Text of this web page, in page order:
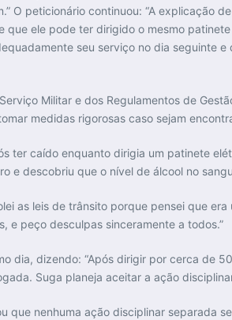
O peticionário continuou: “A
ele pode ter dirigido o mesmo
seu serviço no dia seguinte
Militar e dos Regulamentos de
medidas rigorosas caso sejam
ter caído enquanto dirigia um patinete
e descobriu que o nível de álcool no
as leis de trânsito porque pensei que
e peço desculpas sinceramente a todos.”
dia, dizendo: “Após dirigir por cerca de
Suga planeja aceitar a ação
que nenhuma ação disciplinar